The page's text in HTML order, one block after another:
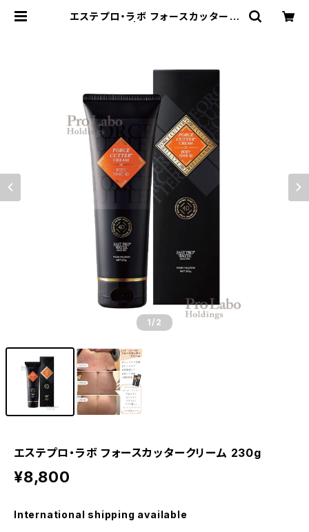
エステプロ・ラボ フォースカッターク
1 /2
エステプロ・ラボ フォースカッタークリーム 230g
¥8,800
International shipping available